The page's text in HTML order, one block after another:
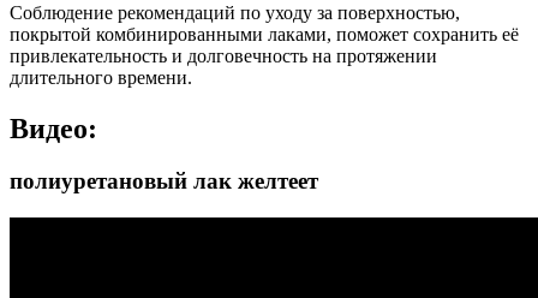
Соблюдение рекомендаций по уходу за поверхностью,
покрытой комбинированными лаками, поможет сохранить её
привлекательность и долговечность на протяжении
длительного времени.
Видео:
полиуретановый лак желтеет